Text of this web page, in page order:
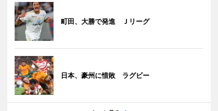
町田、大勝で発進 Ｊリーグ
日本、豪州に惜敗 ラグビー